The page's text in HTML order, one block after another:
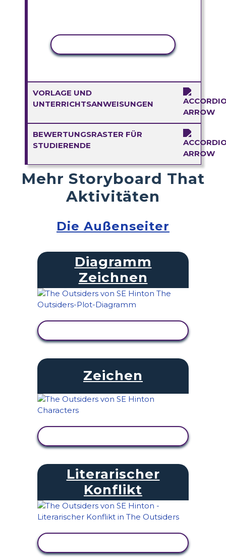
VORLAGE UND
UNTERRICHTSANWEISUNGEN
BEWERTUNGSRASTER FÜR
STUDIERENDE
Mehr Storyboard That
Aktivitäten
Die Außenseiter
Diagramm
Zeichnen
Zeichen
Literarischer
Konflikt